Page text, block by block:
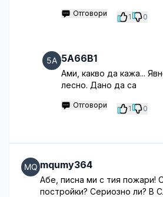
Отговори 1 0
5A66B1
Ами, какво да кажа...
лесно. Дано да са
Отговори 1 0
mqumy364
Абе, писна ми с тия пожари!
постройки? Сериозно ли? В